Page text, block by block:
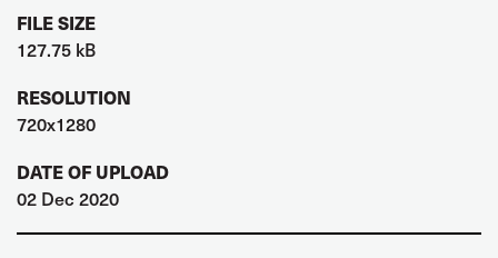
FILE SIZE
127.75 kB
RESOLUTION
720x1280
DATE OF UPLOAD
02 Dec 2020